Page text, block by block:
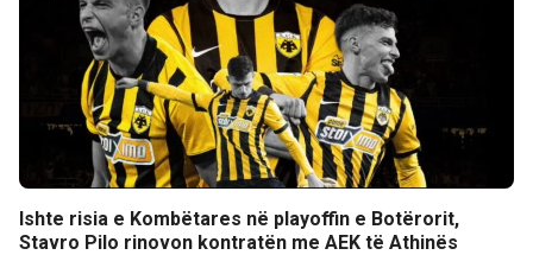
Ishte risia e Kombëtares në playoffin e Botërorit,
Stavro Pilo rinovon kontratën me AEK të Athinës